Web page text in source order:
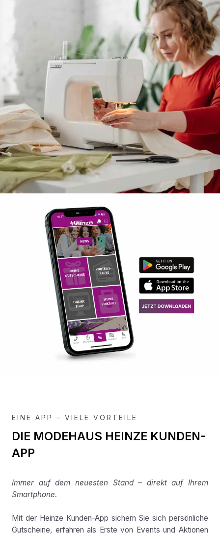
EINE APP – VIELE VORTEILE
DIE MODEHAUS HEINZE KUNDEN-
APP
Immer auf dem neuesten Stand – direkt auf Ihrem
Smartphone.
Mit der Heinze Kunden-App sichern Sie sich persönliche
Gutscheine, erfahren als Erste von Events und Aktionen